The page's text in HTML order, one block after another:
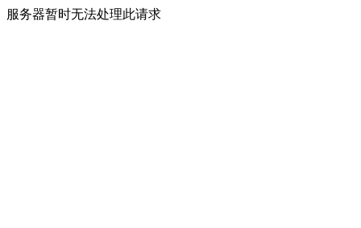
服务器暂时无法处理此请求